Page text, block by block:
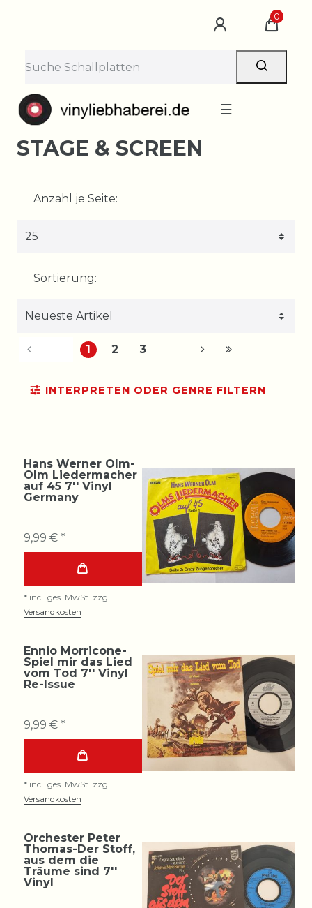
0
☰
STAGE & SCREEN
Anzahl je Seite:
Sortierung:
1 2 3
INTERPRETEN ODER GENRE FILTERN
Hans Werner Olm-
Olm Liedermacher
auf 45 7'' Vinyl
Germany
9,99 € *
* incl. ges. MwSt. zzgl.
Versandkosten
Ennio Morricone-
Spiel mir das Lied
vom Tod 7'' Vinyl
Re-Issue
9,99 € *
* incl. ges. MwSt. zzgl.
Versandkosten
Orchester Peter
Thomas-Der Stoff,
aus dem die
Träume sind 7''
Vinyl